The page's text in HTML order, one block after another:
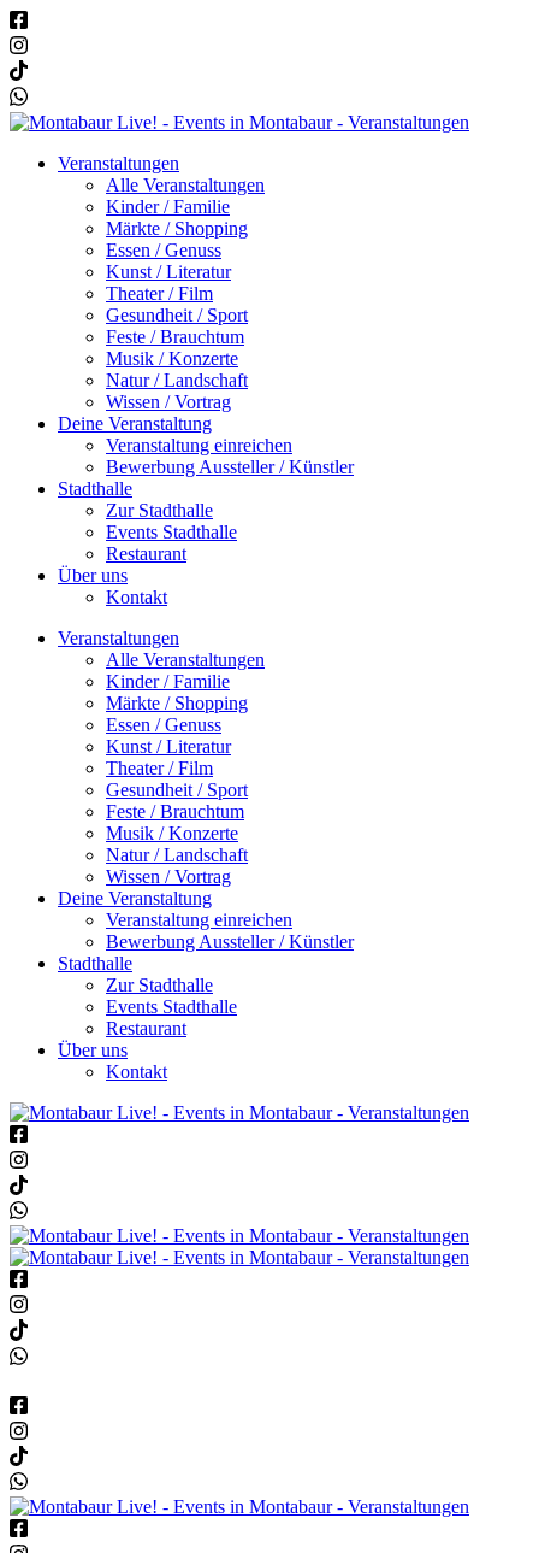
Veranstaltungen
Alle Veranstaltungen
Kinder / Familie
Märkte / Shopping
Essen / Genuss
Kunst / Literatur
Theater / Film
Gesundheit / Sport
Feste / Brauchtum
Musik / Konzerte
Natur / Landschaft
Wissen / Vortrag
Deine Veranstaltung
Veranstaltung einreichen
Bewerbung Aussteller / Künstler
Stadthalle
Zur Stadthalle
Events Stadthalle
Restaurant
Über uns
Kontakt
Veranstaltungen
Alle Veranstaltungen
Kinder / Familie
Märkte / Shopping
Essen / Genuss
Kunst / Literatur
Theater / Film
Gesundheit / Sport
Feste / Brauchtum
Musik / Konzerte
Natur / Landschaft
Wissen / Vortrag
Deine Veranstaltung
Veranstaltung einreichen
Bewerbung Aussteller / Künstler
Stadthalle
Zur Stadthalle
Events Stadthalle
Restaurant
Über uns
Kontakt